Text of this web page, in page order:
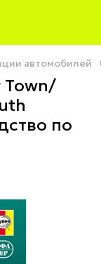
автомобилей
Town/
по